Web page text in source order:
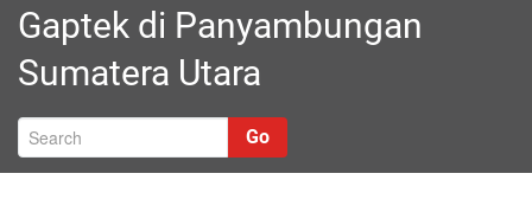
Gaptek di Panyambungan
Sumatera Utara
Go